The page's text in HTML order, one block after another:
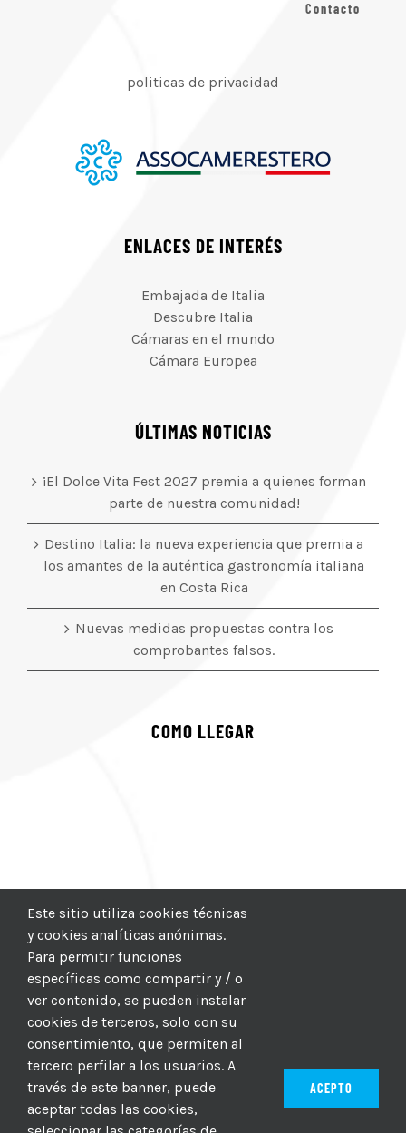
Contacto
politicas de privacidad
ENLACES DE INTERÉS
Embajada de Italia
Descubre Italia
Cámaras en el mundo
Cámara Europea
ÚLTIMAS NOTICIAS
¡El Dolce Vita Fest 2027 premia a quienes forman
parte de nuestra comunidad!
Destino Italia: la nueva experiencia que premia a
los amantes de la auténtica gastronomía italiana
en Costa Rica
Nuevas medidas propuestas contra los
comprobantes falsos.
COMO LLEGAR
Este sitio utiliza cookies técnicas
y cookies analíticas anónimas.
Para permitir funciones
específicas como compartir y / o
ver contenido, se pueden instalar
cookies de terceros, solo con su
consentimiento, que permiten al
tercero perfilar a los usuarios. A
través de este banner, puede
aceptar todas las cookies,
ACEPTO